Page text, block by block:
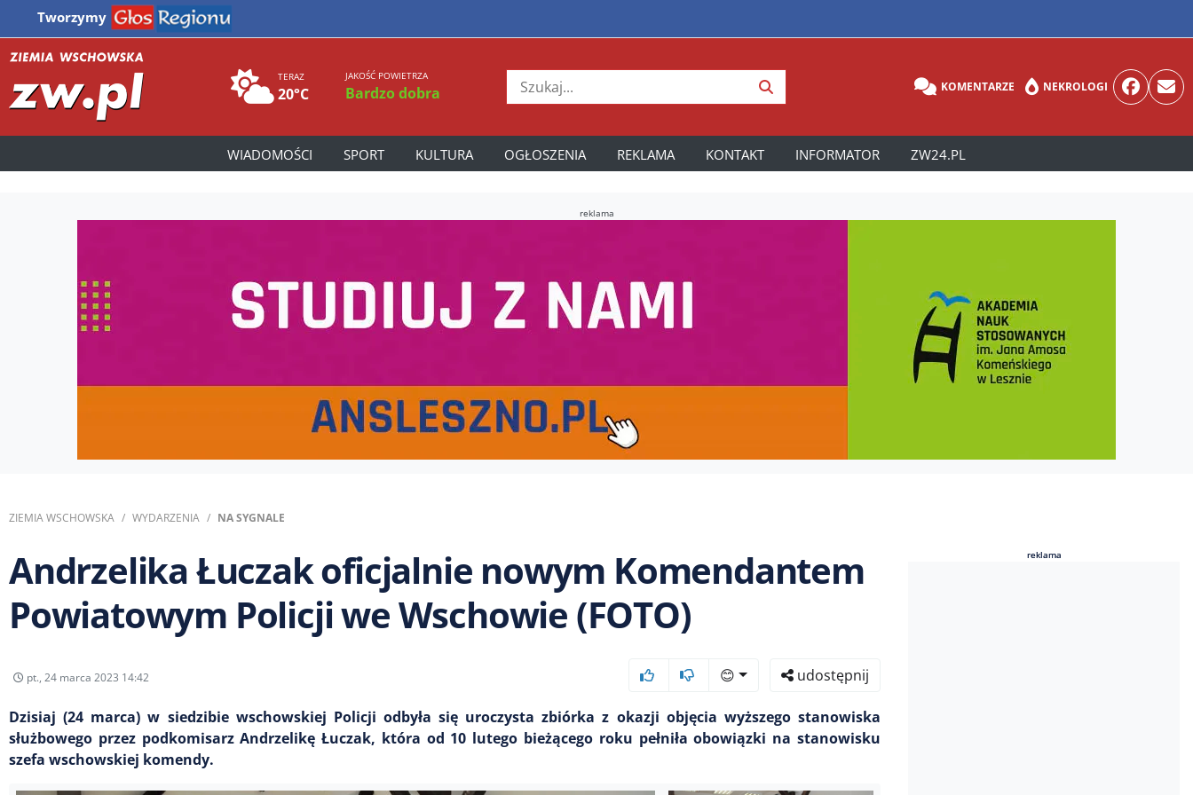
Tworzymy
TERAZ
20°C
JAKOŚĆ POWIETRZA
Bardzo dobra KOMENTARZE NEKROLOGI
WIADOMOŚCI SPORT KULTURA OGŁOSZENIA REKLAMA KONTAKT INFORMATOR ZW24.PL
reklama
ZIEMIA WSCHOWSKA WYDARZENIA NA SYGNALE
Andrzelika Łuczak oficjalnie nowym Komendantem
Powiatowym Policji we Wschowie (FOTO)
pt., 24 marca 2023 14:42 😊 udostępnij
Dzisiaj (24 marca) w siedzibie wschowskiej Policji odbyła się uroczysta zbiórka z okazji objęcia wyższego stanowiska
służbowego przez podkomisarz Andrzelikę Łuczak, która od 10 lutego bieżącego roku pełniła obowiązki na stanowisku
szefa wschowskiej komendy.
reklama
reklama